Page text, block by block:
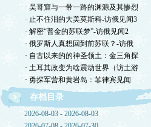
· 吴哥窟与一带一路的渊源及其惨烈
· 止不住泪的大美莫斯科-访俄见闻3
· 解密“普金的苏联梦”-访俄见闻2
· 俄罗斯人真想回到前苏联？-访俄
· 自古以来的的神圣领土：金三角探
· 土耳其政变为啥震动世界（访土游
· 勇探军营和黄岩岛：菲律宾见闻
存档目录
2026-08-03 - 2026-08-03